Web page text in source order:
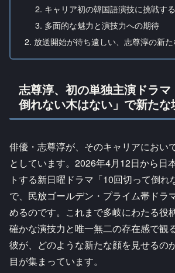
キャリア初の韓国語演技に挑戦す
多面的な魅力と演技力への期待
放送開始が待ち遠しい、志尊淳の新
志尊淳、初の単独主演ドラ
倒れない木はない」で新たな
俳優・志尊淳が、そのキャリアにおい
としています。2026年4月12日から日
トする新日曜ドラマ「10回切って倒れ
で、民放ゴールデン・プライム帯ドラ
めるのです。これまで多岐にわたる役
確かな演技力と唯一無二の存在感で観
彼が、どのような新たな顔を見せるの
目が集まっています。